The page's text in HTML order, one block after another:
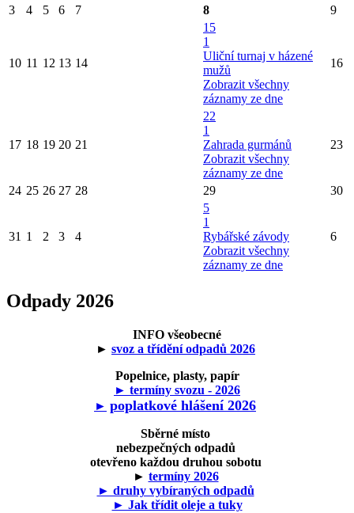
3 4 5 6 7 8 9
10 11 12 13 14
15
1
Uliční turnaj v házené
mužů
Zobrazit všechny
záznamy ze dne
16
17 18 19 20 21
22
1
Zahrada gurmánů
Zobrazit všechny
záznamy ze dne
23
24 25 26 27 28 29 30
31 1 2 3 4
5
1
Rybářské závody
Zobrazit všechny
záznamy ze dne
6
Odpady 2026
INFO všeobecné
► svoz a třídění odpadů 2026
Popelnice, plasty, papír
► termíny svozu - 2026
► poplatkové hlášení 2026
Sběrné místo
nebezpečných odpadů
otevřeno každou druhou sobotu
► termíny 2026
► druhy vybíraných odpadů
► Jak třídit oleje a tuky